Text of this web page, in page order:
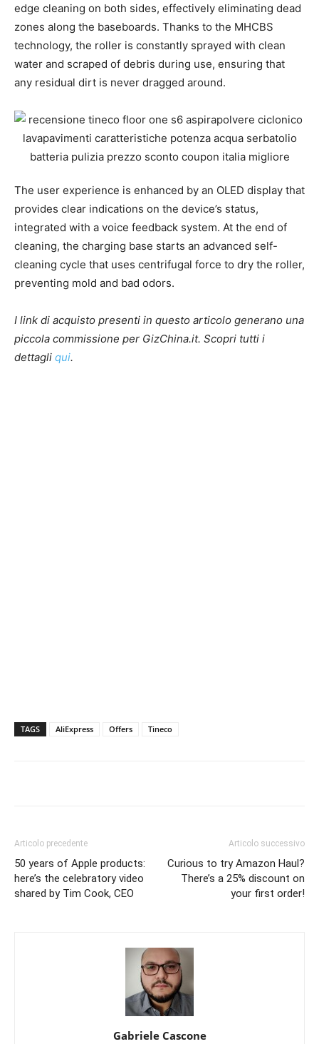
edge cleaning on both sides, effectively eliminating dead
zones along the baseboards. Thanks to the MHCBS
technology, the roller is constantly sprayed with clean
water and scraped of debris during use, ensuring that
any residual dirt is never dragged around.
The user experience is enhanced by an OLED display that
provides clear indications on the device’s status,
integrated with a voice feedback system. At the end of
cleaning, the charging base starts an advanced self-
cleaning cycle that uses centrifugal force to dry the roller,
preventing mold and bad odors.
I link di acquisto presenti in questo articolo generano una
piccola commissione per GizChina.it. Scopri tutti i
dettagli qui.
TAGS AliExpress Offers Tineco
Articolo precedente
50 years of Apple products:
here’s the celebratory video
shared by Tim Cook, CEO
Articolo successivo
Curious to try Amazon Haul?
There’s a 25% discount on
your first order!
Gabriele Cascone